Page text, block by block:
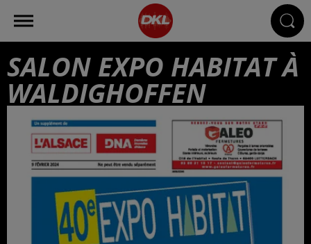
SALON EXPO HABITAT À
WALDIGHOFFEN